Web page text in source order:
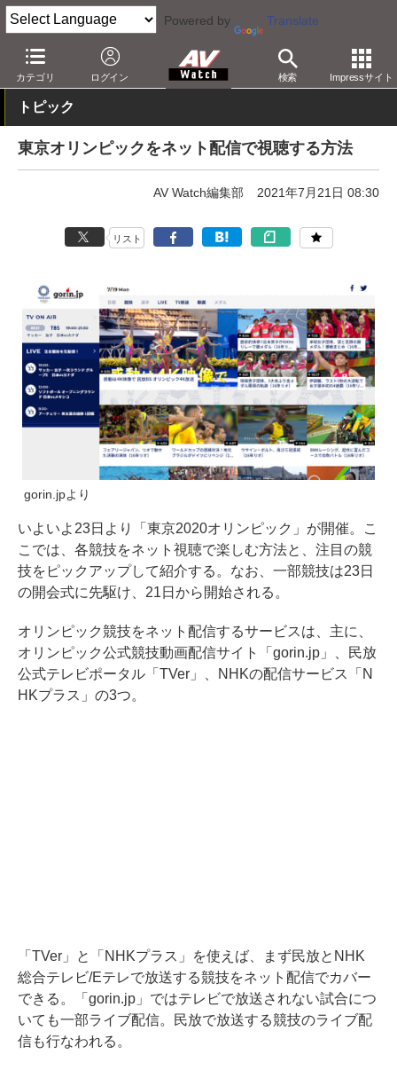
Powered by Translate
カテゴリ ログイン 検索 Impressサイト
AV Watch コンテンツ・サービス 放送 その他
トピック
東京オリンピックをネット配信で視聴する方法
AV Watch編集部 2021年7月21日 08:30
リスト
gorin.jpより
いよいよ23日より「東京2020オリンピック」が開催。こ
こでは、各競技をネット視聴で楽しむ方法と、注目の競
技をピックアップして紹介する。なお、一部競技は23日
の開会式に先駆け、21日から開始される。
オリンピック競技をネット配信するサービスは、主に、
オリンピック公式競技動画配信サイト「gorin.jp」、民放
公式テレビポータル「TVer」、NHKの配信サービス「N
HKプラス」の3つ。
「TVer」と「NHKプラス」を使えば、まず民放とNHK
総合テレビ/Eテレで放送する競技をネット配信でカバー
できる。「gorin.jp」ではテレビで放送されない試合につ
いても一部ライブ配信。民放で放送する競技のライブ配
信も行なわれる。